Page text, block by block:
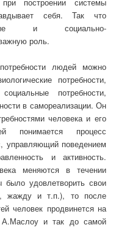
себя. Так что
и социально-
роль.
людей можно
потребности,
потребности,
в самореализации. Он
человека и его
понимается процесс
управляющий поведением
и активность.
меняются в течении
удовлетворить свои
жажду и т.п.), то после
человек продвинется на
и так до самой